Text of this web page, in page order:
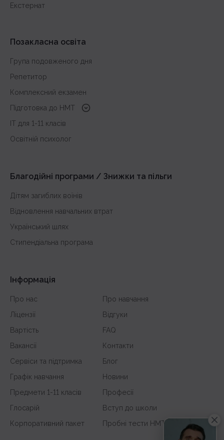
Екстернат
Позакласна освіта
Група подовженого дня
Репетитор
Комплексний екзамен
Підготовка до HMT
з української мови
з історії України
IT для 1-11 класів
Освітній психолог
Благодійні програми / Знижки та пільги
Дітям загиблих воїнів
Відновлення навчальних втрат
Український шлях
Стипендіальна програма
Інформація
Про нас
Про навчання
Ліцензії
Відгуки
Вартість
FAQ
Вакансії
Контакти
Сервіси та підтримка
Блог
Графік навчання
Новини
Предмети 1-11 класів
Професії
Глосарій
Вступ до школи
Корпоративний пакет
Пробні тести НМТ